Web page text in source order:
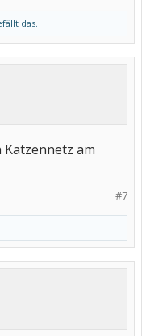
das.
Katzennetz am
#7